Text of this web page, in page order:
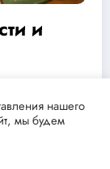
нашего
мы будем